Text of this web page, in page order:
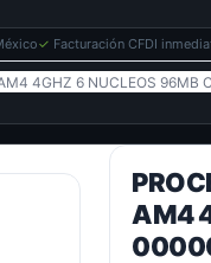
✓ Facturación CFDI
4GHZ 6 NUCLEOS
AM4